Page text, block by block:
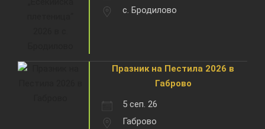
с. Бродилово
Празник на Пестила 2026 в
Габрово
5 сеп. 26
Габрово